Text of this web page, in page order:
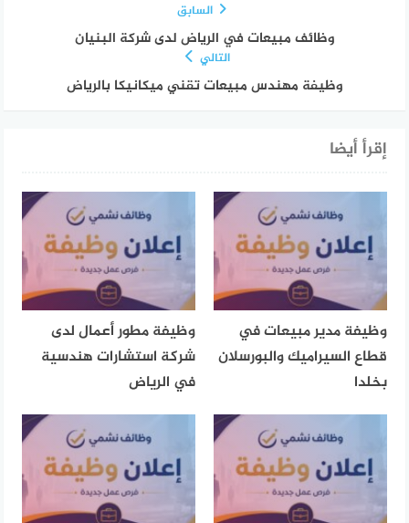
السابق
وظائف مبيعات في الرياض لدى شركة البنيان
التالي
وظيفة مهندس مبيعات تقني ميكانيكا بالرياض
إقرأ أيضا
وظيفة مدير مبيعات في
قطاع السيراميك والبورسلان
بخلدا
وظيفة مطور أعمال لدى
شركة استشارات هندسية
في الرياض